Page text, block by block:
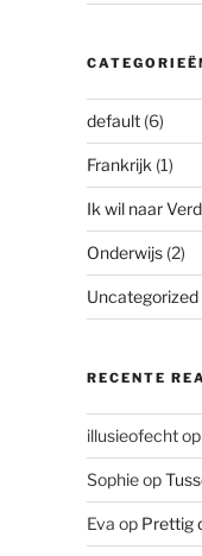
default(6)
Frankrijk (1)
Ik wil naar
Onderwijs(2)
Uncategorized
RECENTE
illusieofechtop
Sophieop
Eva op Prettig